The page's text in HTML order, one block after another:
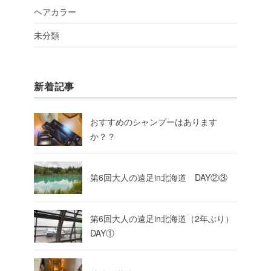
ヘアカラー
未分類
新着記事
おすすめのシャンプーはあります
か？？
第6回大人の遠足in北海道 DAY②③
第6回大人の遠足in北海道（2年ぶり）
DAY①